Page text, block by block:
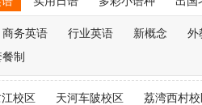
商务英语 行业英语 新概念
外
制
校区 天河车陂校区
荔湾西村